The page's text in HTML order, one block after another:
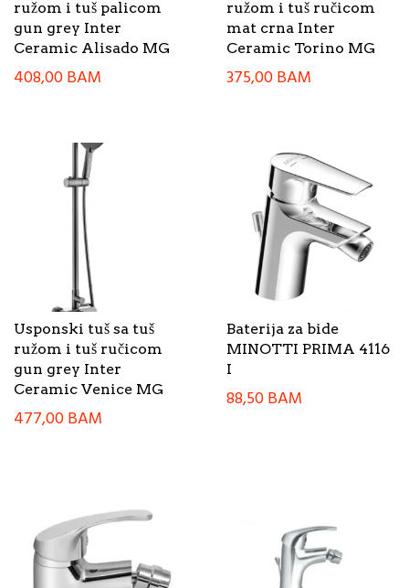
ružom i tuš palicom
gun grey Inter
Ceramic Alisado MG
408,00BAM
ružom i tuš ručicom
mat crna Inter
Ceramic Torino MG
375,00BAM
Usponski tuš sa tuš
ružom i tuš ručicom
gun grey Inter
Ceramic Venice MG
477,00BAM
Baterija za bide
MINOTTI PRIMA 4116
I
88,50BAM